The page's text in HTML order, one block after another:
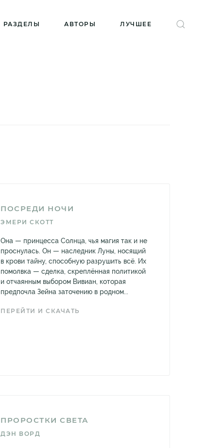
РАЗДЕЛЫ АВТОРЫ ЛУЧШЕЕ
ПОСРЕДИ НОЧИ
ЭМЕРИ СКОТТ
Она — принцесса Солнца, чья магия так и не
проснулась. Он — наследник Луны, носящий
в крови тайну, способную разрушить всё. Их
помолвка — сделка, скреплённая политикой
и отчаянным выбором Вивиан, которая
предпочла Зейна заточению в родном...
ПЕРЕЙТИ И СКАЧАТЬ
ПРОРОСТКИ СВЕТА
ДЭН ВОРД